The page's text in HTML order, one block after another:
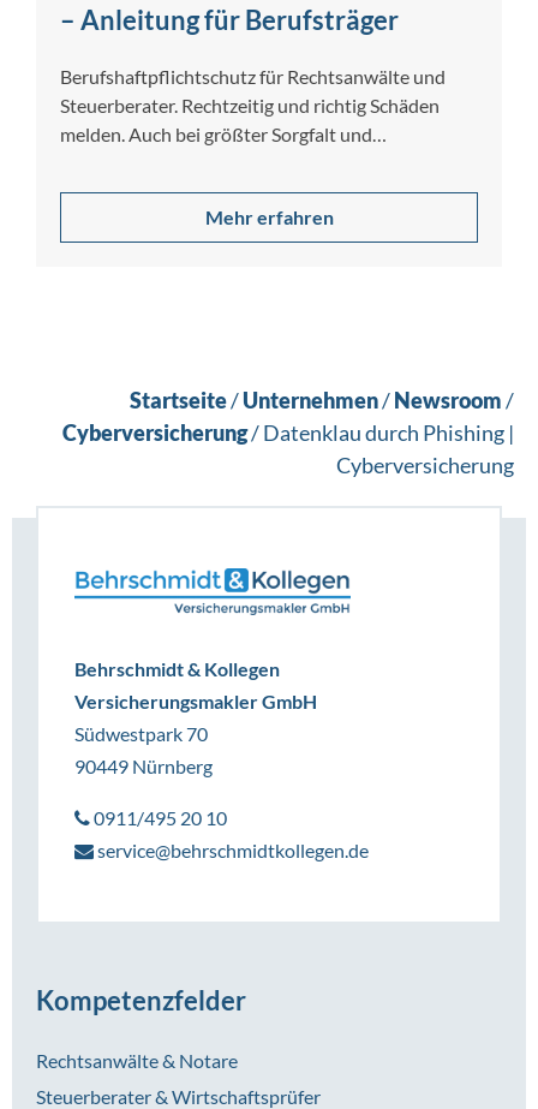
– Anleitung für Berufsträger
Berufshaftpflichtschutz für Rechtsanwälte und
Steuerberater. Rechtzeitig und richtig Schäden
melden. Auch bei größter Sorgfalt und
[…]
Mehr erfahren
Startseite/Unternehmen/Newsroom/
Cyberversicherung/Datenklau durch Phishing |
Cyberversicherung
Behrschmidt & Kollegen
Versicherungsmakler GmbH
Südwestpark 70
90449 Nürnberg
0911/495 20 10
service@behrschmidtkollegen.de
Kompetenzfelder
Rechtsanwälte & Notare
Steuerberater & Wirtschaftsprüfer